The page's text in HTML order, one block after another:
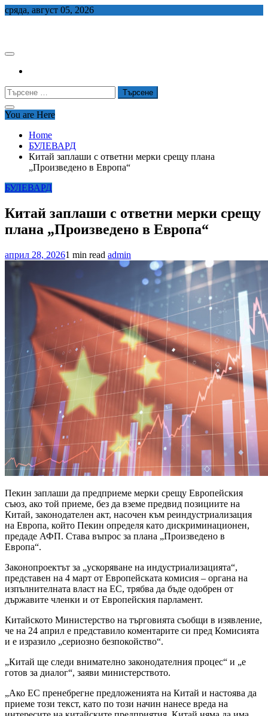
Skip
сряда, август 05, 2026
Търсене
за:
You are Here
Home
БУЛЕВАРД
Китай заплаши с ответни мерки срещу плана
„Произведено в Европа“
БУЛЕВАРД
Китай заплаши с ответни мерки срещу
плана „Произведено в Европа“
април 28, 20261 min read admin
Пекин заплаши да предприеме мерки срещу Европейския
съюз, ако той приеме, без да вземе предвид позициите на
Китай, законодателен акт, насочен към реиндустриализация
на Европа, който Пекин определя като дискриминационен,
предаде АФП. Става въпрос за плана „Произведено в
Европа“.
Законопроектът за „ускоряване на индустриализацията“,
представен на 4 март от Европейската комисия – органа на
изпълнителната власт на ЕС, трябва да бъде одобрен от
държавите членки и от Европейския парламент.
Китайското Министерство на търговията съобщи в изявление,
че на 24 април е представило коментарите си пред Комисията
и е изразило „сериозно безпокойство“.
„Китай ще следи внимателно законодателния процес“ и „е
готов за диалог“, заяви министерството.
„Ако ЕС пренебрегне предложенията на Китай и настоява да
приеме този текст, като по този начин нанесе вреда на